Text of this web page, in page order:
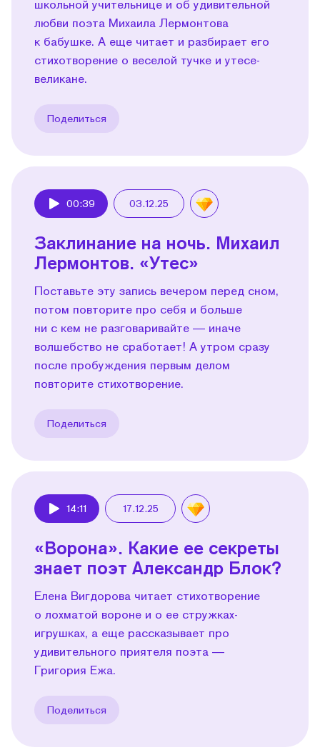
школьной учительнице и об удивительной
любви поэта Михаила Лермонтова
к бабушке. А еще читает и разбирает его
стихотворение о веселой тучке и утесе-
великане.
Поделиться
00:39 03.12.25
Заклинание на ночь. Михаил
Лермонтов. «Утес»
Поставьте эту запись вечером перед сном,
потом повторите про себя и больше
ни с кем не разговаривайте — иначе
волшебство не сработает! А утром сразу
после пробуждения первым делом
повторите стихотворение.
Поделиться
14:11 17.12.25
«Ворона». Какие ее секреты
знает поэт Александр Блок?
Елена Вигдорова читает стихотворение
о лохматой вороне и о ее стружках-
игрушках, а еще рассказывает про
удивительного приятеля поэта —
Григория Ежа.
Поделиться